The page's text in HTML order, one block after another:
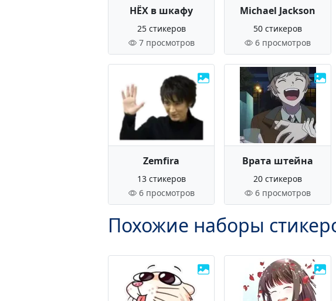
НЁХ в шкафу
25 стикеров
7 просмотров
Michael Jackson
50 стикеров
6 просмотров
Zemfira
13 стикеров
6 просмотров
Врата штейна
20 стикеров
6 просмотров
Похожие наборы